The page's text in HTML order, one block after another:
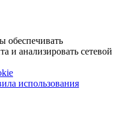
обеспечивать
и анализировать сетевой
использования